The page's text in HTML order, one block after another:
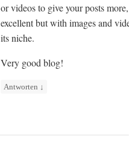
or videos to give your posts
excellent but with images and
its niche.
Very good blog!
Antworten ↓